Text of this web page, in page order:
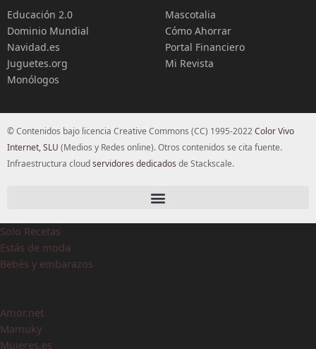
Educación 2.0
Dominio Mundial
Navidad.es
Juguetes.org
Monólogos
Mascotalia
Cómo Ahorrar
Portal Financiero
Mi Revista
© Contenidos bajo licencia Creative Commons (CC) 1995-2022Color Vivo
Internet, SLU (Medios y Redes online). Otros contenidos se cita fuente.
Infraestructura cloudservidores dedicados de Stackscale.
Solo Recetas
Estás de moda
Bebés y embarazos
Amor.net
Mamuky
Mujeres.es